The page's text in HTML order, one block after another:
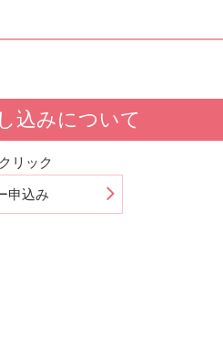
込みについて
リック
申込み